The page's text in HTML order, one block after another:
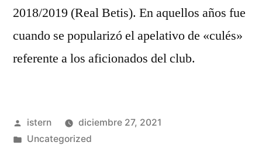
2018/2019 (Real Betis). En aquellos años fue
cuando se popularizó el apelativo de «culés»
referente a los aficionados del club.
Publicado
por
istern
diciembre 27, 2021
Publicado
Uncategorized